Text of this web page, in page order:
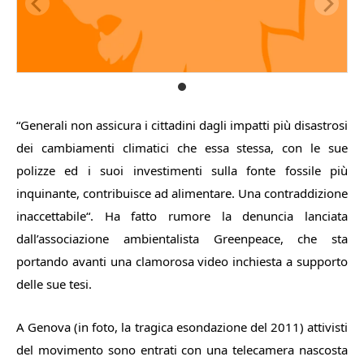
“Generali non assicura i cittadini dagli impatti più disastrosi
dei cambiamenti climatici che essa stessa, con le sue
polizze ed i suoi investimenti sulla fonte fossile più
inquinante, contribuisce ad alimentare. Una contraddizione
inaccettabile“. Ha fatto rumore la denuncia lanciata
dall’associazione ambientalista Greenpeace, che sta
portando avanti una clamorosa video inchiesta a supporto
delle sue tesi.
A Genova (in foto, la tragica esondazione del 2011) attivisti
del movimento sono entrati con una telecamera nascosta